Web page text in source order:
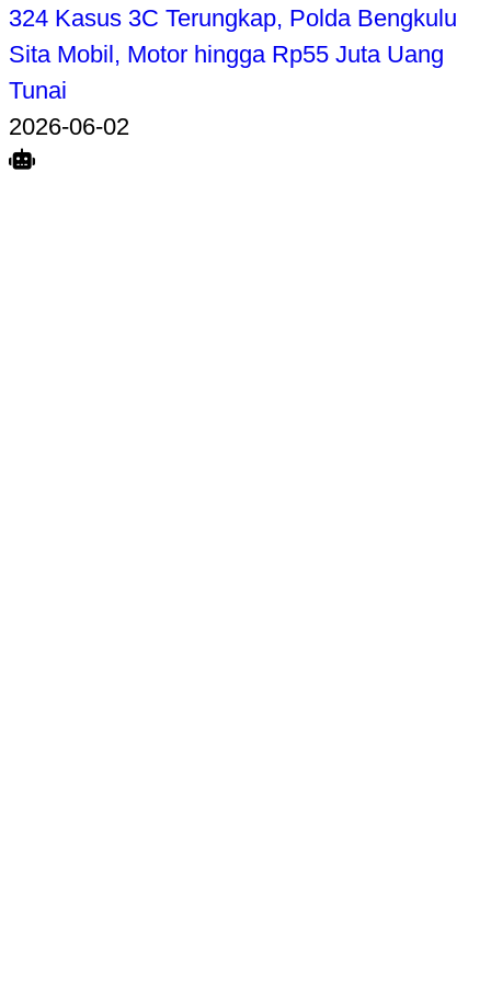
324 Kasus 3C Terungkap, Polda Bengkulu
Sita Mobil, Motor hingga Rp55 Juta Uang
Tunai
2026-06-02